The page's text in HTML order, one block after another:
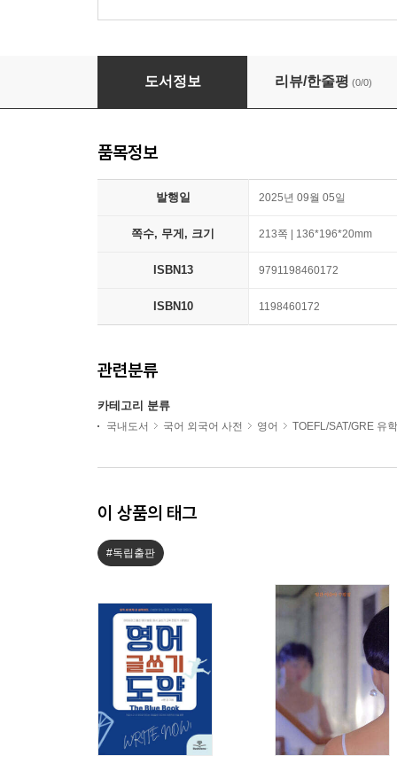
350 Most Common SAT Vocabulary
도서정보 리뷰/한줄평 (0/0)
품목정보
발행일 2025년 09월 05일
쪽수, 무게, 크기 213쪽 | 136*196*20mm
ISBN13 9791198460172
ISBN10 1198460172
관련분류
카테고리 분류
국내도서 국어 외국어 사전 영어 TOEFL/SAT/GRE 유
이 상품의 태그
#독립출판